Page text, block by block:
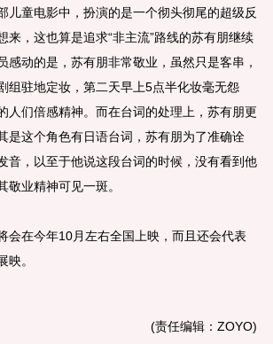
童电影中，扮演的是一个彻头彻尾的超级反
，这也算是追求“非主流”路线的苏有朋继续
动的是，苏有朋非常敬业，虽然只是客串，
组驻地定妆，第二天早上5点半化妆毫无怨
人们倍感精神。而在台词的处理上，苏有朋更
是这个角色有日语台词，苏有朋为了准确诠
音，以至于他说这段台词的时候，没有看到他
业精神可见一斑。
在今年10月左右全国上映，而且还会代表
。
(责任编辑：ZOYO)